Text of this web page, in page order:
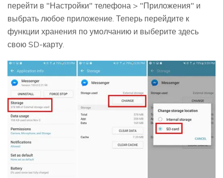
перейти в "Настройки" телефона > "Приложения" и
выбрать любое приложение. Теперь перейдите к
функции хранения по умолчанию и выберите здесь
свою SD-карту.